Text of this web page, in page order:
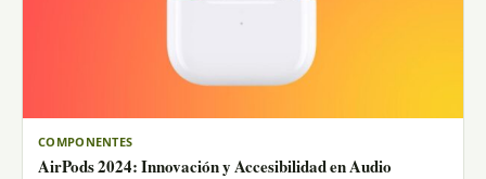
COMPONENTES
AirPods 2024: Innovación y Accesibilidad en Audio